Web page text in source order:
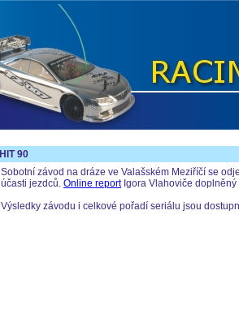
HIT 90
Sobotní závod na dráze ve Valašském Meziříčí se
účasti jezdců. Online reportIgora Vlahoviče doplněný
Výsledky závodu i celkové pořadí seriálu jsou